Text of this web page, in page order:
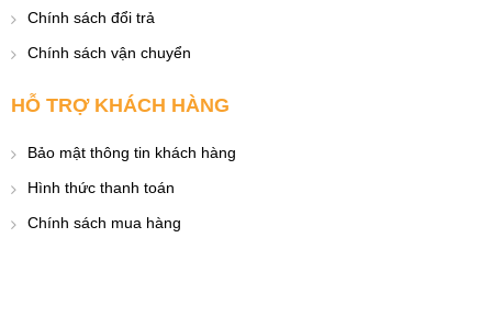
Chính sách đổi trả
Chính sách vận chuyển
HỖ TRỢ KHÁCH HÀNG
Bảo mật thông tin khách hàng
Hình thức thanh toán
Chính sách mua hàng